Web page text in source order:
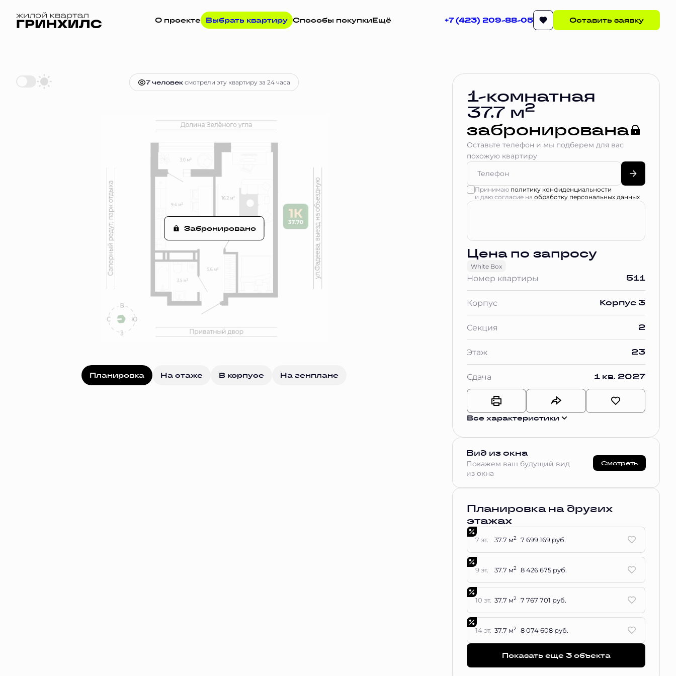
О проекте Выбрать квартиру Способы покупкиЕщё +7 (423) 209-88-05 Оставить заявку
1-комнатная37.7 м Цена по запросу Квартира забронирована
7 человексмотрели эту квартиру за 24 часа
Забронировано
Планировка На этаже В корпусе На генплане
1-комнатная
37.7 м2
забронирована
Оставьте телефон и мы подберем для вас
похожую квартиру
Принимаю политику конфиденциальности
и даю согласие на обработку персональных данных
Цена по запросу
White Box
Номер квартиры 511
Корпус Корпус 3
Секция 2
Этаж 23
Сдача 1 кв. 2027
Все характеристики
Вид из окна
Покажем ваш будущий вид
из окна
Смотреть
Планировка на других
этажах
7 эт. 37.7 м2 7 699 169 руб.
9 эт. 37.7 м2 8 426 675 руб.
10 эт. 37.7 м2 7 767 701 руб.
14 эт. 37.7 м2 8 074 608 руб.
Показать еще 3 объектa